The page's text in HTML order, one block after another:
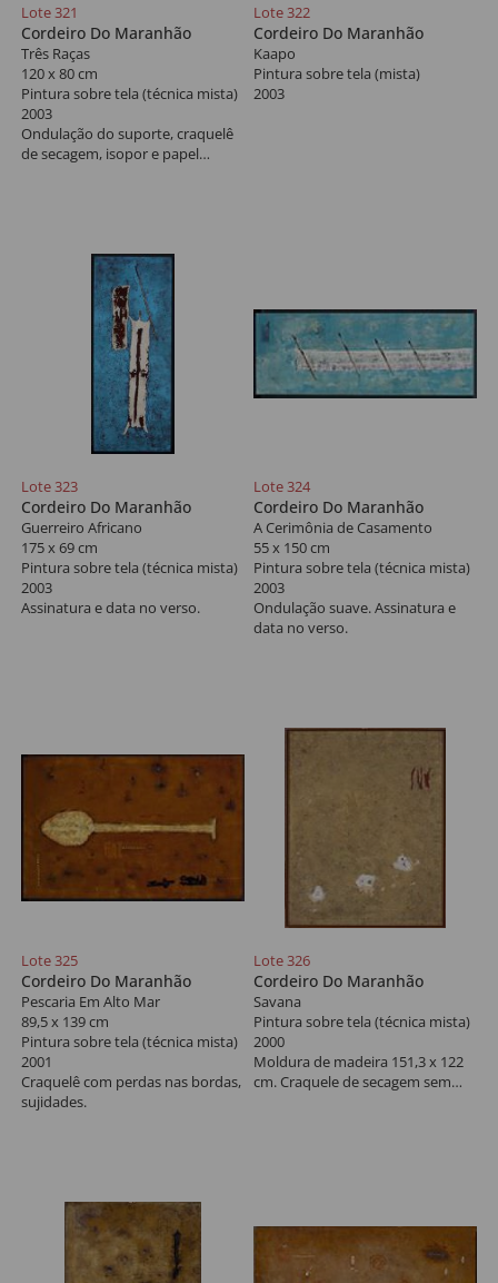
Lote 321
Cordeiro Do Maranhão
Três Raças
120 x 80 cm
Pintura sobre tela (técnica mista)
2003
Ondulação do suporte, craquelê
de secagem, isopor e papel
Lote 322
Cordeiro Do Maranhão
Kaapo
Pintura sobre tela (mista)
2003
Lote 323
Cordeiro Do Maranhão
Guerreiro Africano
175 x 69 cm
Pintura sobre tela (técnica mista)
2003
Assinatura e data no verso.
Lote 324
Cordeiro Do Maranhão
A Cerimônia de Casamento
55 x 150 cm
Pintura sobre tela (técnica mista)
2003
Ondulação suave. Assinatura e
data no verso.
Lote 325
Cordeiro Do Maranhão
Pescaria Em Alto Mar
89,5 x 139 cm
Pintura sobre tela (técnica mista)
2001
Craquelê com perdas nas bordas,
sujidades.
Lote 326
Cordeiro Do Maranhão
Savana
Pintura sobre tela (técnica mista)
2000
Moldura de madeira 151,3 x 122
cm. Craquele de secagem sem